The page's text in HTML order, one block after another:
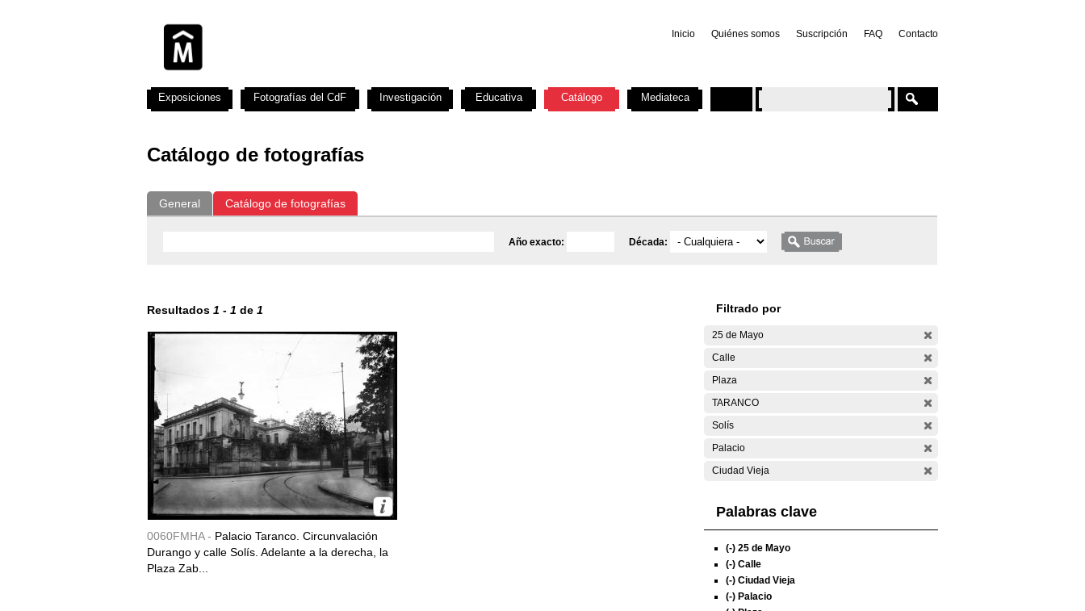
Inicio Quiénes somos Suscripción FAQ Contacto
Catálogo de fotografías
General Catálogo de fotografías
Año exacto: Década:
Resultados 1 - 1 de 1
0060FMHA - Palacio Taranco. Circunvalación
Durango y calle Solís. Adelante a la derecha, la
Plaza Zab...
Filtrado por
25 de Mayo
Calle
Plaza
TARANCO
Solís
Palacio
Ciudad Vieja
Palabras clave
(-) 25 de Mayo
(-) Calle
(-) Ciudad Vieja
(-) Palacio
Exposiciones Fotografías del CdF Investigación Educativa Catálogo Mediateca